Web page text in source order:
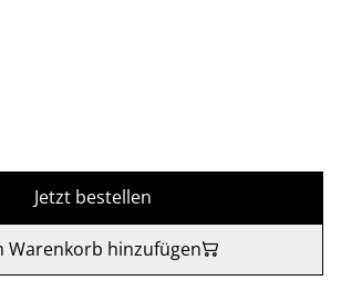
Jetzt bestellen
Warenkorb hinzufügen